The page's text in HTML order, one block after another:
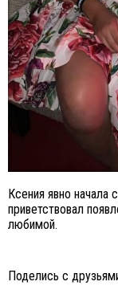
Ксения явно начала
приветствовал
любимой.
Поделись с